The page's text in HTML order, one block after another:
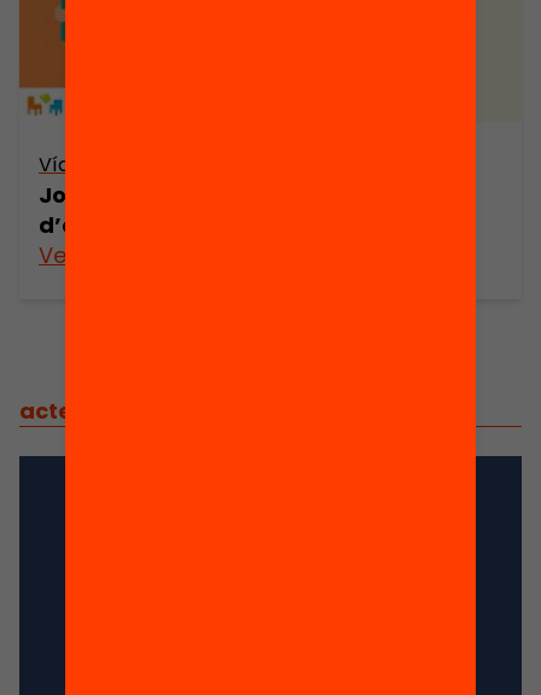
Vídeo
Jornada LECXIT – L’aventura
d’acompanyar a un infant lector!
Veure’n més
actes